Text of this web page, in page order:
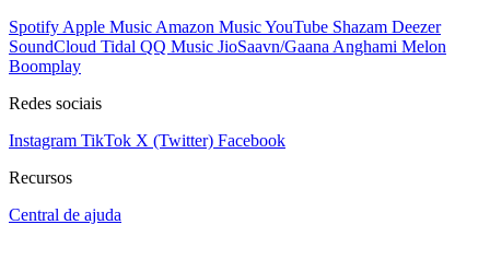
Spotify Apple Music Amazon MusicYouTube Shazam Deezer
SoundCloud Tidal QQ Music JioSaavn/Gaana Anghami Melon
Boomplay
Redes sociais
Instagram TikTok X (Twitter) Facebook
Recursos
Central de ajuda